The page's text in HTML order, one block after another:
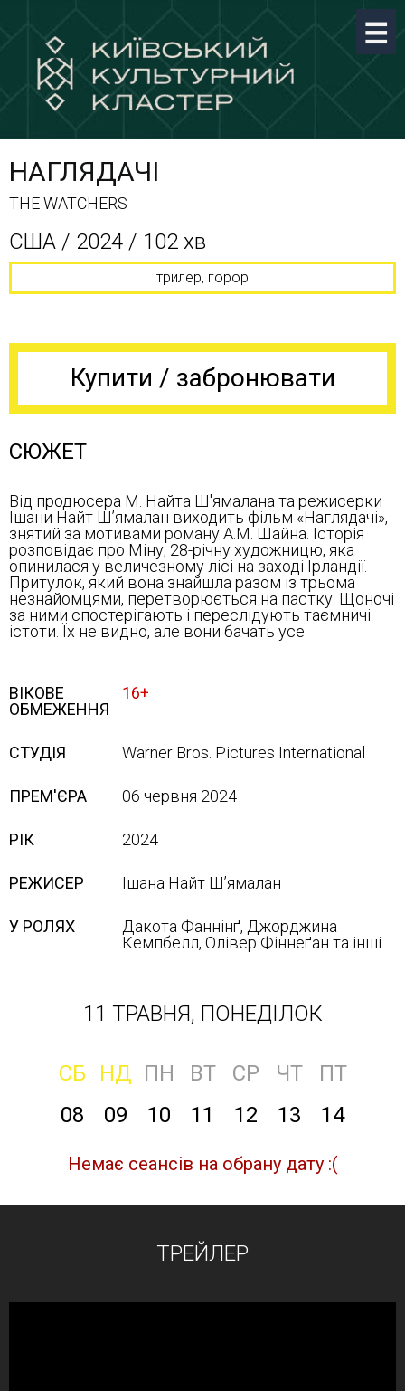
НАГЛЯДАЧІ
THE WATCHERS
США / 2024 / 102 хв
трилер, горор
Купити / забронювати
СЮЖЕТ
Від продюсера М. Найта Ш'ямалана та режисерки
Ішани Найт Шʼямалан виходить фільм «Наглядачі»,
знятий за мотивами роману А.М. Шайна. Історія
розповідає про Міну, 28-річну художницю, яка
опинилася у величезному лісі на заході Ірландії.
Притулок, який вона знайшла разом із трьома
незнайомцями, перетворюється на пастку. Щоночі
за ними спостерігають і переслідують таємничі
істоти. Їх не видно, але вони бачать усе
ВІКОВЕ
ОБМЕЖЕННЯ
16+
СТУДІЯ Warner Bros. Pictures International
ПРЕМ'ЄРА 06 червня 2024
РІК 2024
РЕЖИСЕР Ішана Найт Ш’ямалан
У РОЛЯХ
Дакота Фаннінґ, Джорджина
Кемпбелл, Олівер Фіннеґан та інші
11 ТРАВНЯ, ПОНЕДІЛОК
СБ НД ПН ВТ СР ЧТ
ПТ
08
09 10 11 12 13 14
Немає сеансів на обрану дату :(
ТРЕЙЛЕР